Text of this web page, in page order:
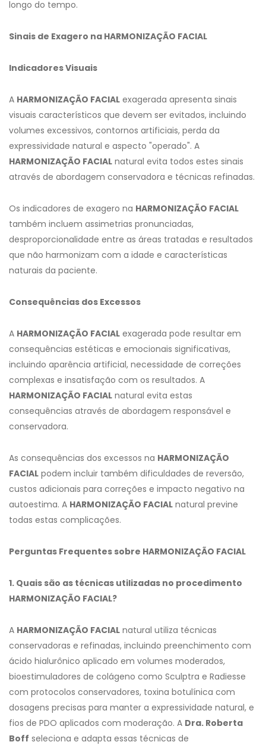
longo do tempo.
Sinais de Exagero na HARMONIZAÇÃO FACIAL
Indicadores Visuais
A HARMONIZAÇÃO FACIAL exagerada apresenta sinais
visuais característicos que devem ser evitados, incluindo
volumes excessivos, contornos artificiais, perda da
expressividade natural e aspecto "operado". A
HARMONIZAÇÃO FACIAL natural evita todos estes sinais
através de abordagem conservadora e técnicas refinadas.
Os indicadores de exagero na HARMONIZAÇÃO FACIAL
também incluem assimetrias pronunciadas,
desproporcionalidade entre as áreas tratadas e resultados
que não harmonizam com a idade e características
naturais da paciente.
Consequências dos Excessos
A HARMONIZAÇÃO FACIAL exagerada pode resultar em
consequências estéticas e emocionais significativas,
incluindo aparência artificial, necessidade de correções
complexas e insatisfação com os resultados. A
HARMONIZAÇÃO FACIAL natural evita estas
consequências através de abordagem responsável e
conservadora.
As consequências dos excessos na HARMONIZAÇÃO
FACIAL podem incluir também dificuldades de reversão,
custos adicionais para correções e impacto negativo na
autoestima. A HARMONIZAÇÃO FACIAL natural previne
todas estas complicações.
Perguntas Frequentes sobre HARMONIZAÇÃO FACIAL
1. Quais são as técnicas utilizadas no procedimento
HARMONIZAÇÃO FACIAL?
A HARMONIZAÇÃO FACIAL natural utiliza técnicas
conservadoras e refinadas, incluindo preenchimento com
ácido hialurônico aplicado em volumes moderados,
bioestimuladores de colágeno como Sculptra e Radiesse
com protocolos conservadores, toxina botulínica com
dosagens precisas para manter a expressividade natural, e
fios de PDO aplicados com moderação. A Dra. Roberta
Boff seleciona e adapta essas técnicas de